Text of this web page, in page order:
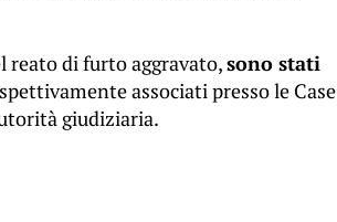
di furto aggravato,sono stati
associati presso le Case
giudiziaria.